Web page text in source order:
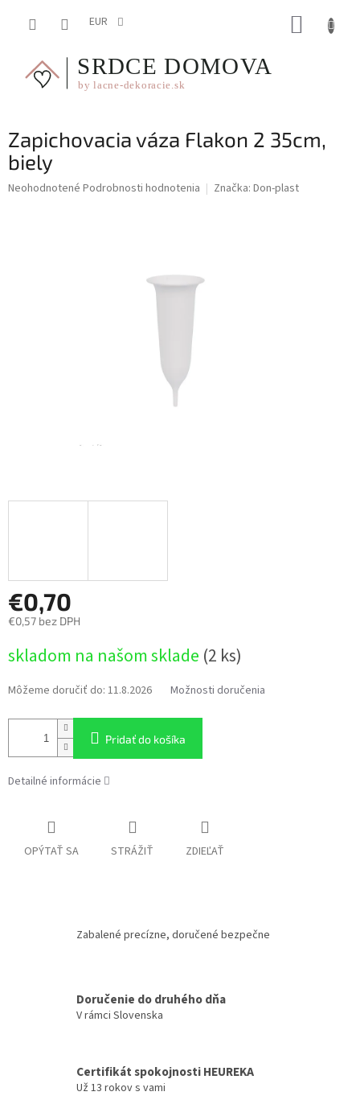
EUR
Zapichovacia váza Flakon 2 35cm,
biely
Priemerné
Neohodnotené Podrobnosti hodnotenia Značka: Don-plast
€0,70
€0,57 bez DPH
cena:
skladom na našom sklade (2 ks)
Môžeme doručiť do: 11.8.2026 Možnosti doručenia
Pridať do košíka
Detailné informácie
OPÝTAŤ SA STRÁŽIŤ ZDIEĽAŤ
Zabalené precízne, doručené bezpečne
Doručenie do druhého dňa
V rámci Slovenska
Certifikát spokojnosti HEUREKA
Už 13 rokov s vami